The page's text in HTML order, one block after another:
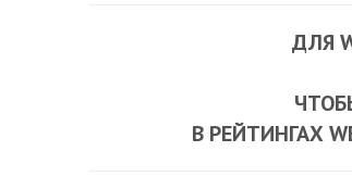
ДЛЯ
В РЕЙТИНГАХ